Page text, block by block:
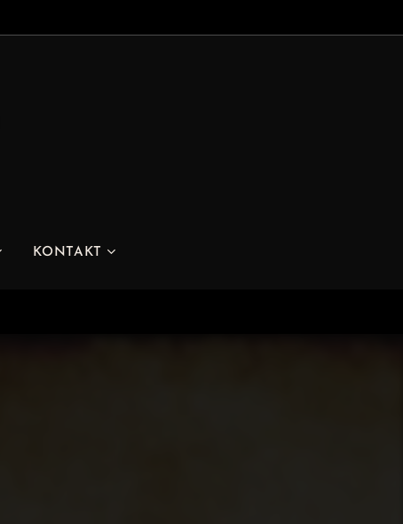
KONTAKT